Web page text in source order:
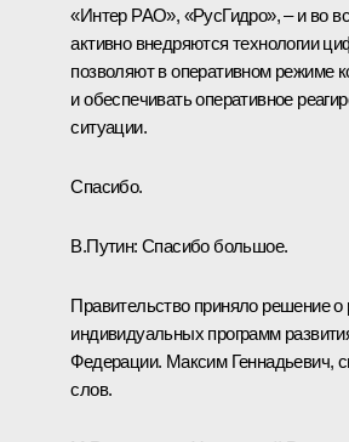
«Интер РАО», «РусГидро», – и во
активно внедряются технологии
позволяют в оперативном режиме
и обеспечивать оперативное
ситуации.
Спасибо.
В.Путин: Спасибо большое.
Правительство приняло решение о
индивидуальных программ
Федерации. Максим Геннадьевич,
слов.